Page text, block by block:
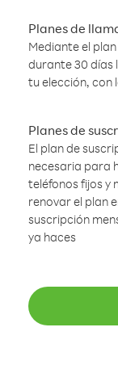
Planes de
Mediante el
durante 30 días
tu elección, con
Planes de
El plan de
necesaria para
teléfonos fijos y
renovar el plan
suscripción
ya haces